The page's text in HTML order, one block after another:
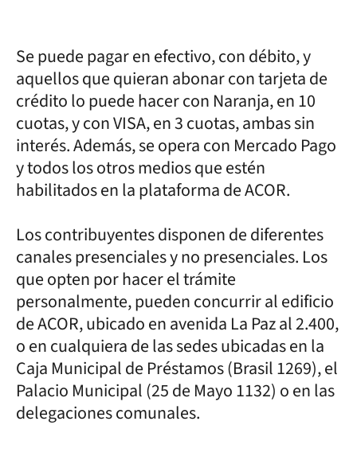
Se puede pagar en efectivo, con débito, y
aquellos que quieran abonar con tarjeta de
crédito lo puede hacer con Naranja, en 10
cuotas, y con VISA, en 3 cuotas, ambas sin
interés. Además, se opera con Mercado Pago
y todos los otros medios que estén
habilitados en la plataforma de ACOR.
Los contribuyentes disponen de diferentes
canales presenciales y no presenciales. Los
que opten por hacer el trámite
personalmente, pueden concurrir al edificio
de ACOR, ubicado en avenida La Paz al 2.400,
o en cualquiera de las sedes ubicadas en la
Caja Municipal de Préstamos (Brasil 1269), el
Palacio Municipal (25 de Mayo 1132) o en las
delegaciones comunales.